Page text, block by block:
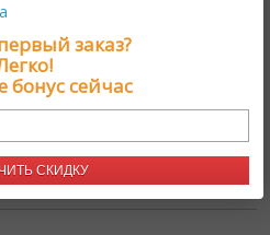
19А
заказ?
бонус сейчас
СКИДКУ